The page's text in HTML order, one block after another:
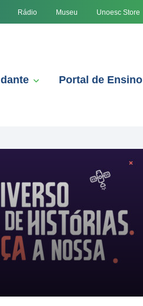
Rádio Museu Unoesc Store
Portal de Ensino